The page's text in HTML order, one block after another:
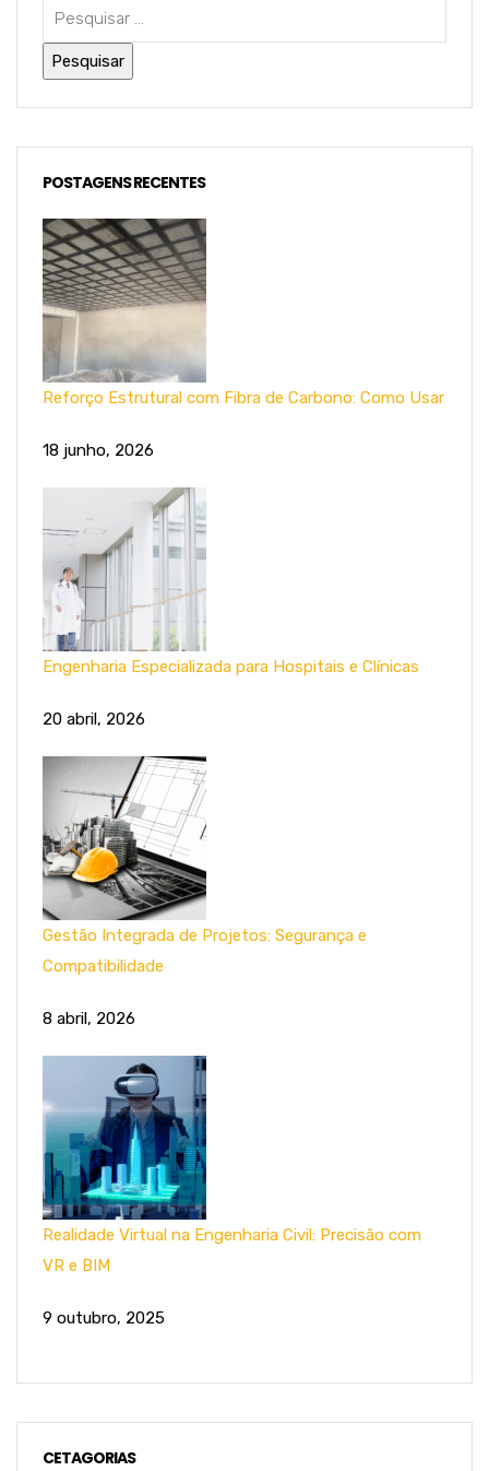
POSTAGENS RECENTES
Reforço Estrutural com Fibra de Carbono: Como Usar
18 junho, 2026
Engenharia Especializada para Hospitais e Clínicas
20 abril, 2026
Gestão Integrada de Projetos: Segurança e
Compatibilidade
8 abril, 2026
Realidade Virtual na Engenharia Civil: Precisão com
VR e BIM
9 outubro, 2025
CETAGORIAS